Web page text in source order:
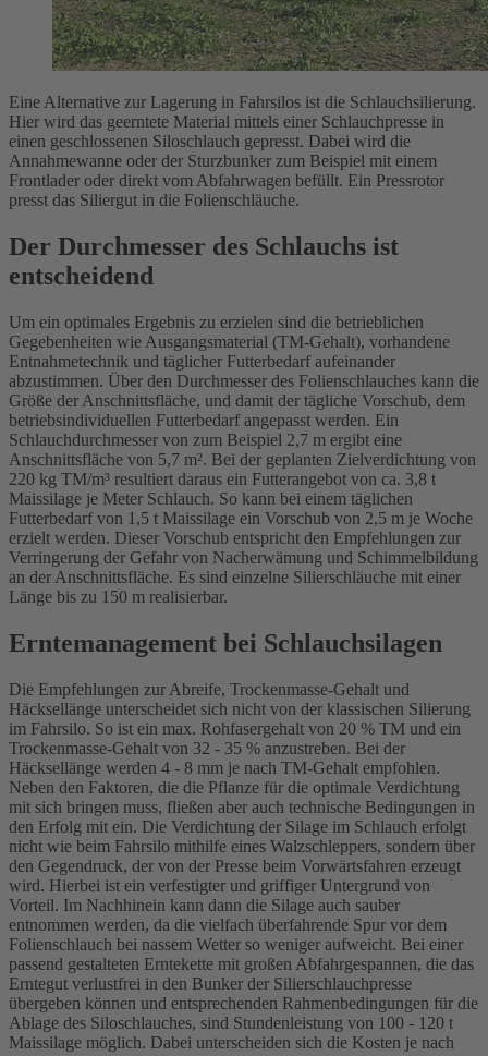
Eine Alternative zur Lagerung in Fahrsilos ist die Schlauchsilierung.
Hier wird das geerntete Material mittels einer Schlauchpresse in
einen geschlossenen Siloschlauch gepresst. Dabei wird die
Annahmewanne oder der Sturzbunker zum Beispiel mit einem
Frontlader oder direkt vom Abfahrwagen befüllt. Ein Pressrotor
presst das Siliergut in die Folienschläuche.
Der Durchmesser des Schlauchs ist
entscheidend
Um ein optimales Ergebnis zu erzielen sind die betrieblichen
Gegebenheiten wie Ausgangsmaterial (TM-Gehalt), vorhandene
Entnahmetechnik und täglicher Futterbedarf aufeinander
abzustimmen. Über den Durchmesser des Folienschlauches kann die
Größe der Anschnittsfläche, und damit der tägliche Vorschub, dem
betriebsindividuellen Futterbedarf angepasst werden. Ein
Schlauchdurchmesser von zum Beispiel 2,7 m ergibt eine
Anschnittsfläche von 5,7 m². Bei der geplanten Zielverdichtung von
220 kg TM/m³ resultiert daraus ein Futterangebot von ca. 3,8 t
Maissilage je Meter Schlauch. So kann bei einem täglichen
Futterbedarf von 1,5 t Maissilage ein Vorschub von 2,5 m je Woche
erzielt werden. Dieser Vorschub entspricht den Empfehlungen zur
Verringerung der Gefahr von Nacherwämung und Schimmelbildung
an der Anschnittsfläche. Es sind einzelne Silierschläuche mit einer
Länge bis zu 150 m realisierbar.
Erntemanagement bei Schlauchsilagen
Die Empfehlungen zur Abreife, Trockenmasse-Gehalt und
Häcksellänge unterscheidet sich nicht von der klassischen Silierung
im Fahrsilo. So ist ein max. Rohfasergehalt von 20 % TM und ein
Trockenmasse-Gehalt von 32 - 35 % anzustreben. Bei der
Häcksellänge werden 4 - 8 mm je nach TM-Gehalt empfohlen.
Neben den Faktoren, die die Pflanze für die optimale Verdichtung
mit sich bringen muss, fließen aber auch technische Bedingungen in
den Erfolg mit ein. Die Verdichtung der Silage im Schlauch erfolgt
nicht wie beim Fahrsilo mithilfe eines Walzschleppers, sondern über
den Gegendruck, der von der Presse beim Vorwärtsfahren erzeugt
wird. Hierbei ist ein verfestigter und griffiger Untergrund von
Vorteil. Im Nachhinein kann dann die Silage auch sauber
entnommen werden, da die vielfach überfahrende Spur vor dem
Folienschlauch bei nassem Wetter so weniger aufweicht. Bei einer
passend gestalteten Erntekette mit großen Abfahrgespannen, die das
Erntegut verlustfrei in den Bunker der Silierschlauchpresse
übergeben können und entsprechenden Rahmenbedingungen für die
Ablage des Siloschlauches, sind Stundenleistung von 100 - 120 t
Maissilage möglich. Dabei unterscheiden sich die Kosten je nach